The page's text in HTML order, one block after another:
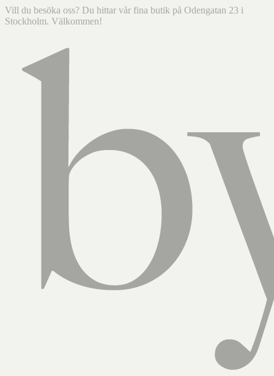
Vill du besöka oss? Du hittar vår fina butik på Odengatan 23 i
Stockholm. Välkommen!